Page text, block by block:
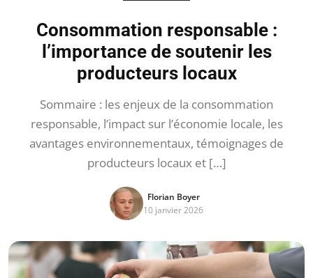
Consommation responsable :
l’importance de soutenir les
producteurs locaux
Sommaire : les enjeux de la consommation
responsable, l’impact sur l’économie locale, les
avantages environnementaux, témoignages de
producteurs locaux et […]
Florian Boyer
10 janvier 2026